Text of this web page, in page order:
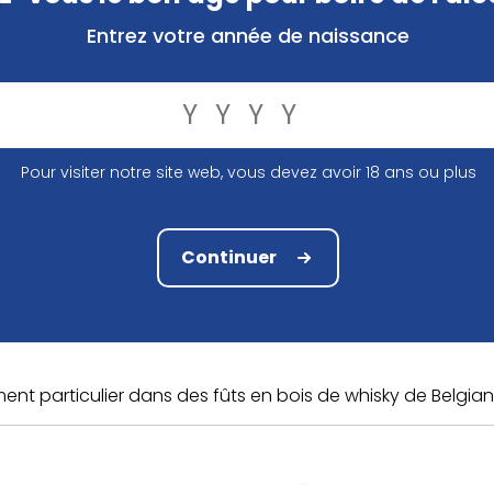
3,88 €
Pas en stock Comparer
Commandé avant 12.00h, expédié demain!
Emballé compact et en toute sécurité
particulier dans des fûts en bois de whisky de
Entrez votre année de naissance
Pour visiter notre site web, vous devez avoir 18 ans ou plus
Continuer